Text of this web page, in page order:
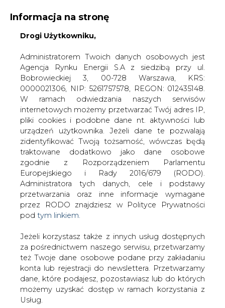
KONTAKT:
WYDAWCA PORTALU:
WYSOKI KONTRAST A A
ZALOGUJ SIĘ
WŁĄCZ CIRE.TV
Informacja na stronę
Drogi Użytkowniku,
Administratorem Twoich danych osobowych jest
Agencja Rynku Energii S.A z siedzibą przy ul.
Bobrowieckiej 3, 00-728 Warszawa, KRS:
0000021306, NIP: 5261757578, REGON: 012435148.
W ramach odwiedzania naszych serwisów
internetowych możemy przetwarzać Twój adres IP,
pliki cookies i podobne dane nt. aktywności lub
urządzeń użytkownika. Jeżeli dane te pozwalają
zidentyfikować Twoją tożsamość, wówczas będą
traktowane dodatkowo jako dane osobowe
zgodnie z Rozporządzeniem Parlamentu
Europejskiego i Rady 2016/679 (RODO).
Administratora tych danych, cele i podstawy
przetwarzania oraz inne informacje wymagane
przez RODO znajdziesz w Polityce Prywatności
pod tym linkiem.
Jeżeli korzystasz także z innych usług dostępnych
za pośrednictwem naszego serwisu, przetwarzamy
też Twoje dane osobowe podane przy zakładaniu
konta lub rejestracji do newslettera. Przetwarzamy
dane, które podajesz, pozostawiasz lub do których
możemy uzyskać dostęp w ramach korzystania z
Usług.
Strona główna
SERWIS INFORMACYJNY CIRE
/ Jukos i Sibnieft - umowa podpisana
2003-05-14 00:00